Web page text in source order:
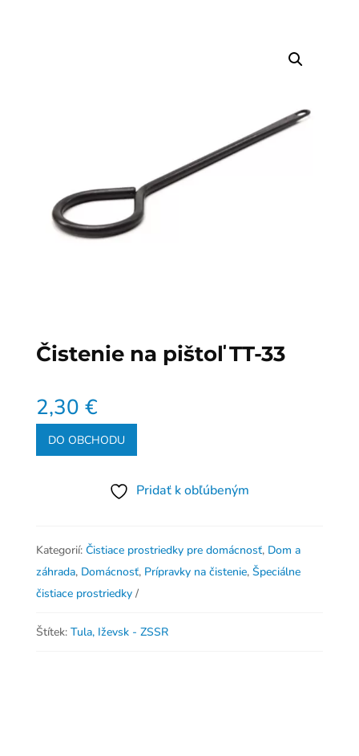
Čistenie na pištoľ TT-33
2,30 €
DO OBCHODU
Pridať k obľúbeným
Kategorií: Čistiace prostriedky pre domácnosť, Dom a
záhrada, Domácnosť, Prípravky na čistenie, Špeciálne
čistiace prostriedky
Štítek: Tula, Iževsk - ZSSR